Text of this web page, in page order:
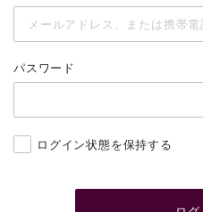
パスワード
ログイン状態を保持する